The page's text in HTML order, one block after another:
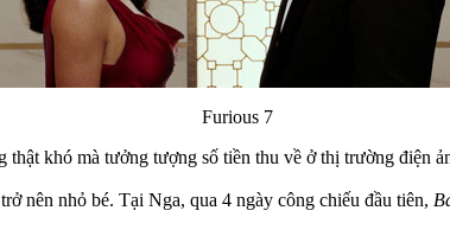
Furious 7
khó mà tưởng tượng số tiền thu về ở thị trường điện
nên nhỏ bé. Tại Nga, qua 4 ngày công chiếu đầu tiên,